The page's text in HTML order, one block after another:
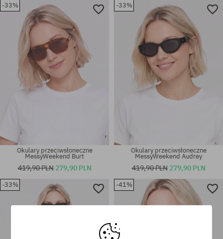
rozmiar uniwersalny rozmiar uniwersalny
rozmiar uniwersalny rozmiar uniwersalny
-33%
Okulary przeciwsłoneczne
MessyWeekend Burt
419,90 PLN 279,90 PLN
-33%
Okulary przeciwsłoneczne
MessyWeekend Audrey
419,90 PLN 279,90 PLN
-33% -41%